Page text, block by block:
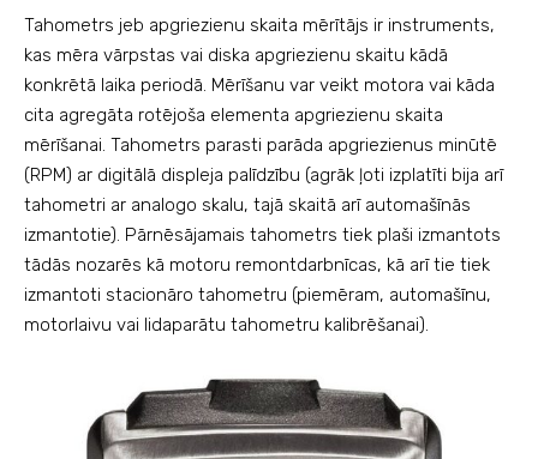
Tahometrs jeb apgriezienu skaita mērītājs ir instruments,
kas mēra vārpstas vai diska apgriezienu skaitu kādā
konkrētā laika periodā. Mērīšanu var veikt motora vai kāda
cita agregāta rotējoša elementa apgriezienu skaita
mērīšanai. Tahometrs parasti parāda apgriezienus minūtē
(RPM) ar digitālā displeja palīdzību (agrāk ļoti izplatīti bija arī
tahometri ar analogo skalu, tajā skaitā arī automašīnās
izmantotie). Pārnēsājamais tahometrs tiek plaši izmantots
tādās nozarēs kā motoru remontdarbnīcas, kā arī tie tiek
izmantoti stacionāro tahometru (piemēram, automašīnu,
motorlaivu vai lidaparātu tahometru kalibrēšanai).